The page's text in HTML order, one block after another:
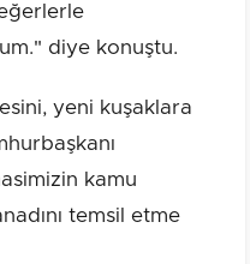
diye konuştu.
yeni kuşaklara
kamu
temsil etme